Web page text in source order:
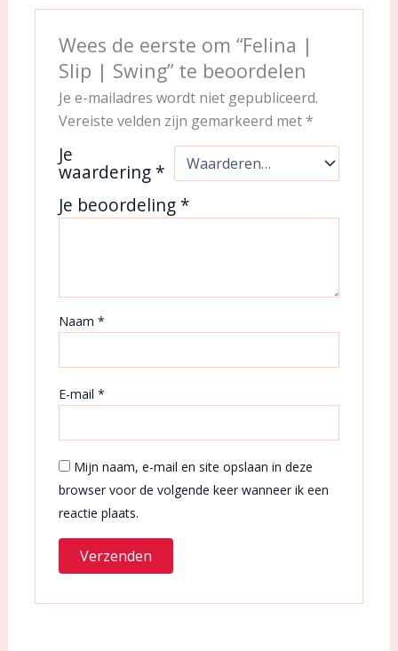
Wees de eerste om “Felina |
Slip | Swing” te beoordelen
Je e-mailadres wordt niet gepubliceerd.
Vereiste velden zijn gemarkeerd met *
Je
waardering *
Je beoordeling *
Naam*
E-mail*
Mijn naam, e-mail en site opslaan in deze
browser voor de volgende keer wanneer ik een
reactie plaats.